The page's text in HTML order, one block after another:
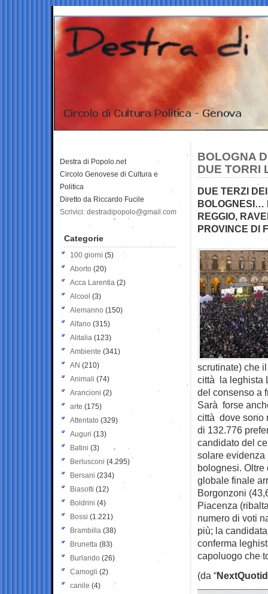
BOLOGNA
DUE TORRI
DUE TERZI
BOLOGNESI…
REGGIO,
PROVINCE DI
scrutinate) che
città la leghista
del consenso a
Sarà forse
città dove sono
di 132.776
candidato del
solare evidenza
bolognesi. Oltre
globale finale
Borgonzoni
Piacenza
numero di voti
più; la
conferma
capoluogo che
(da “
Destra di Popolo.net
Circolo Genovese di Cultura e
Politica
Diretto da Riccardo Fucile
Scrivici: destradipopolo@gmail.com
Categorie
100 giorni (5)
Aborto (20)
Acca Larentia (2)
Alcool (3)
Alemanno (150)
Alfano (315)
Alitalia (123)
Ambiente (341)
AN (210)
Animali (74)
Arancioni (2)
arte (175)
Attentato (329)
Auguri (13)
Batini (3)
Berlusconi (4.295)
Bersani (234)
Biasotti (12)
Boldrini (4)
Bossi (1.221)
Brambilla (38)
Brunetta (83)
Burlando (26)
Camogli (2)
canile (4)